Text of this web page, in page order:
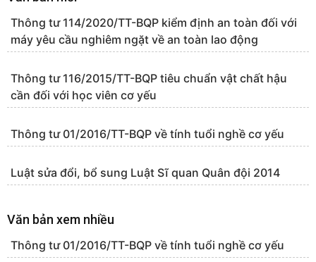
Thông tư 114/2020/TT-BQP kiểm định an toàn đối với
máy yêu cầu nghiêm ngặt về an toàn lao động
Thông tư 116/2015/TT-BQP tiêu chuẩn vật chất hậu
cần đối với học viên cơ yếu
Thông tư 01/2016/TT-BQP về tính tuổi nghề cơ yếu
Luật sửa đổi, bổ sung Luật Sĩ quan Quân đội 2014
Văn bản xem nhiều
Thông tư 01/2016/TT-BQP về tính tuổi nghề cơ yếu